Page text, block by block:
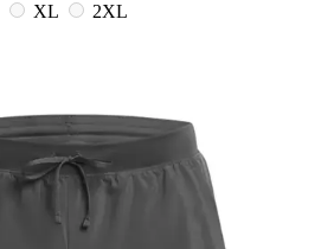
XL
2XL